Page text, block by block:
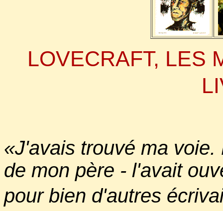
LOVECRAFT, LES
«J'avais trouvé ma
de mon père - l'avait
pour bien d'autres